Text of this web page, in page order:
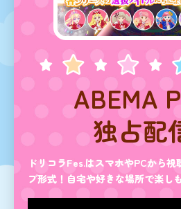
ABEMA
独占配
ドリコラFes.はスマホやPCから
ブ形式！自宅や好きな場所で楽し